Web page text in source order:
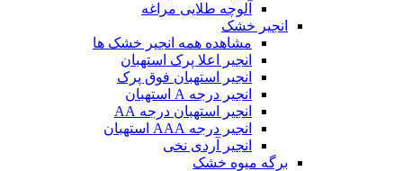
آلوچه طلایی مراغه
انجیر خشک
مشاهده همه انجیر خشک ها
انجیر اعلا پرک استهبان
انجیر استهبان فوق پرک
انجیر درجه A استهبان
انجیر استهبان درجه AA
انجیر درجه AAA استهبان
انجیر آردی نخی
برگه میوه خشک